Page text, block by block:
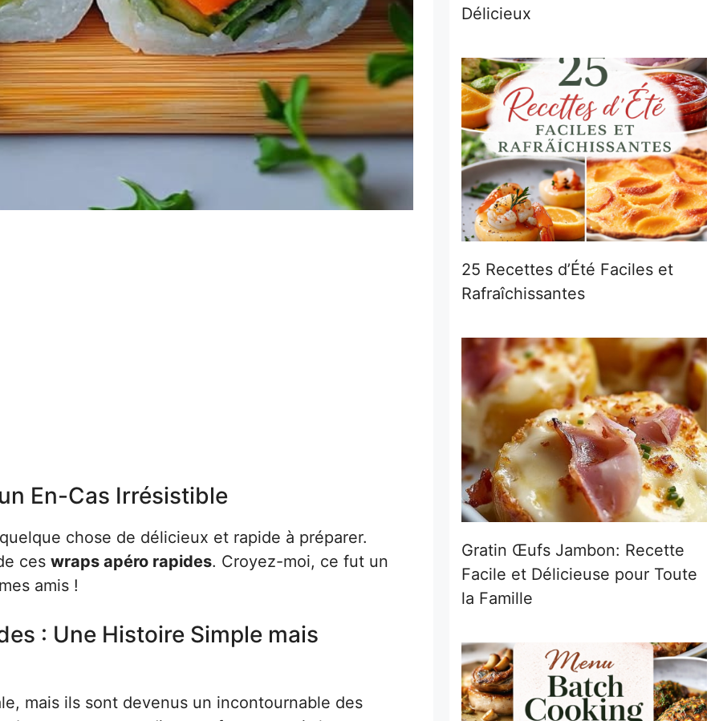
En-Cas Irrésistible
chose de délicieux et rapide à préparer.
ces wraps apéro rapides. Croyez-moi, ce fut un
amis !
: Une Histoire Simple mais
mais ils sont devenus un incontournable des
Délicieux
25 Recettes d’Été Faciles et
Rafraîchissantes
Gratin Œufs Jambon: Recette
Facile et Délicieuse pour Toute
la Famille